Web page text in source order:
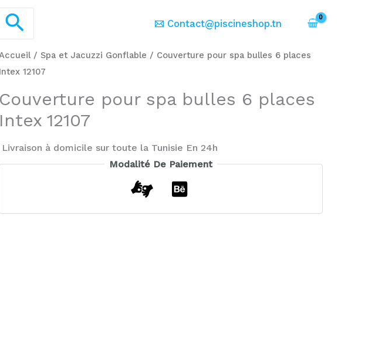
Rechercher Contact@piscineshop.tn
/ Spa et Jacuzzi Gonflable / Couverture pour spa bulles 6 places
Intex 12107
Couverture pour spa bulles 6 places
Intex 12107
Livraison à domicile sur toute la Tunisie En 24h
Modalité De Paiement